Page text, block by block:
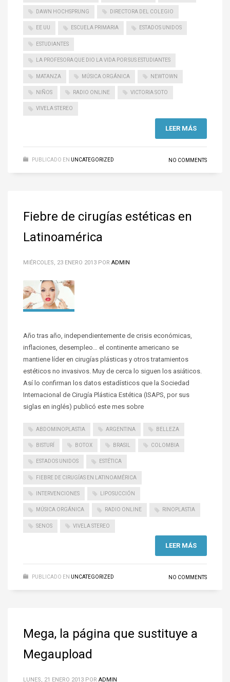
DAWN HOCHSPRUNG DIRECTORA DEL COLEGIO
EE UU ESCUELA PRIMARIA ESTADOS UNIDOS
ESTUDIANTES
LA PROFESORA QUE DIO LA VIDA POR SUS ESTUDIANTES
MATANZA MÚSICA ORGÁNICA NEWTOWN
NIÑOS RADIO ONLINE VICTORIA SOTO
VIVELA STEREO
LEER MÁS
PUBLICADO EN UNCATEGORIZED NO COMMENTS
Fiebre de cirugías estéticas en
Latinoamérica
MIÉRCOLES, 23 ENERO 2013 POR ADMIN
Año tras año, independientemente de crisis económicas,
inflaciones, desempleo… el continente americano se
mantiene líder en cirugías plásticas y otros tratamientos
estéticos no invasivos. Muy de cerca lo siguen los asiáticos.
Así lo confirman los datos estadísticos que la Sociedad
Internacional de Cirugía Plástica Estética (ISAPS, por sus
siglas en inglés) publicó este mes sobre
ABDOMINOPLASTIA ARGENTINA BELLEZA
BISTURÍ BOTOX BRASIL COLOMBIA
ESTADOS UNIDOS ESTÉTICA
FIEBRE DE CIRUGÍAS EN LATINOAMÉRICA
INTERVENCIONES LIPOSUCCIÓN
MÚSICA ORGÁNICA RADIO ONLINE RINOPLASTIA
SENOS VIVELA STEREO
LEER MÁS
PUBLICADO EN UNCATEGORIZED NO COMMENTS
Mega, la página que sustituye a
Megaupload
LUNES, 21 ENERO 2013 POR ADMIN